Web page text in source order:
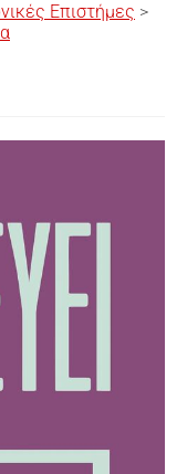
Επιστήμες >